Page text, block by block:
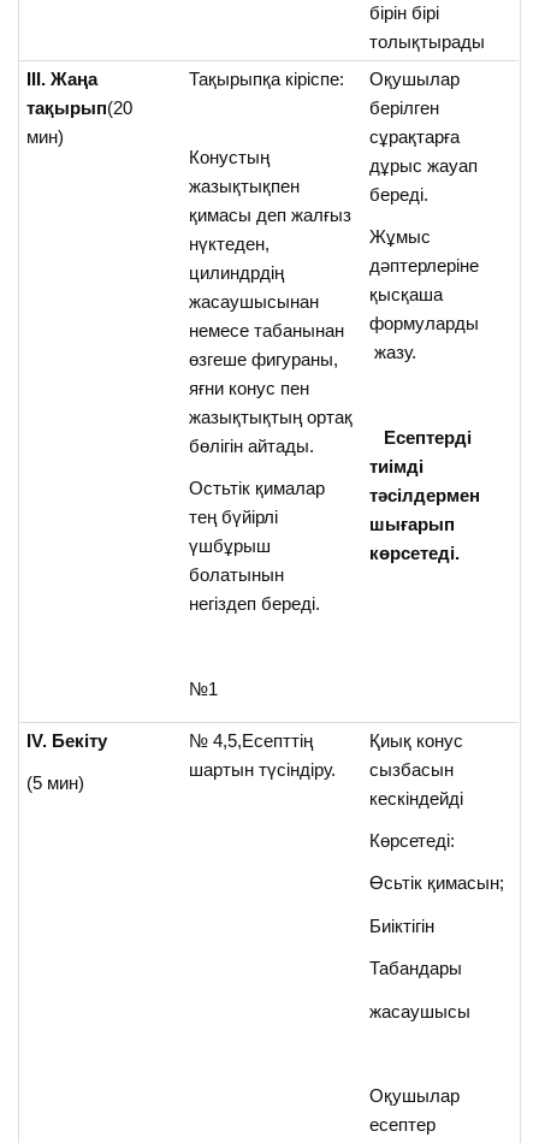
бірін бірі
толықтырады
ІІІ. Жаңа
тақырып(20
мин)
Тақырыпқа кіріспе:
Конустың
жазықтықпен
қимасы деп жалғыз
нүктеден,
цилиндрдің
жасаушысынан
немесе табанынан
өзгеше фигураны,
яғни конус пен
жазықтықтың ортақ
бөлігін айтады.
Остьтік қималар
тең бүйірлі
үшбұрыш
болатынын
негіздеп береді.
№1
Оқушылар
берілген
сұрақтарға
дұрыс жауап
береді.
Жұмыс
дәптерлеріне
қысқаша
формуларды
жазу.
Есептерді
тиімді
тәсілдермен
шығарып
көрсетеді.
ІV. Бекіту
(5 мин)
№ 4,5,Есепттің
шартын түсіндіру.
Қиық конус
сызбасын
кескіндейді
Көрсетеді:
Өсьтік қимасын;
Биіктігін
Табандары
жасаушысы
Оқушылар
есептер